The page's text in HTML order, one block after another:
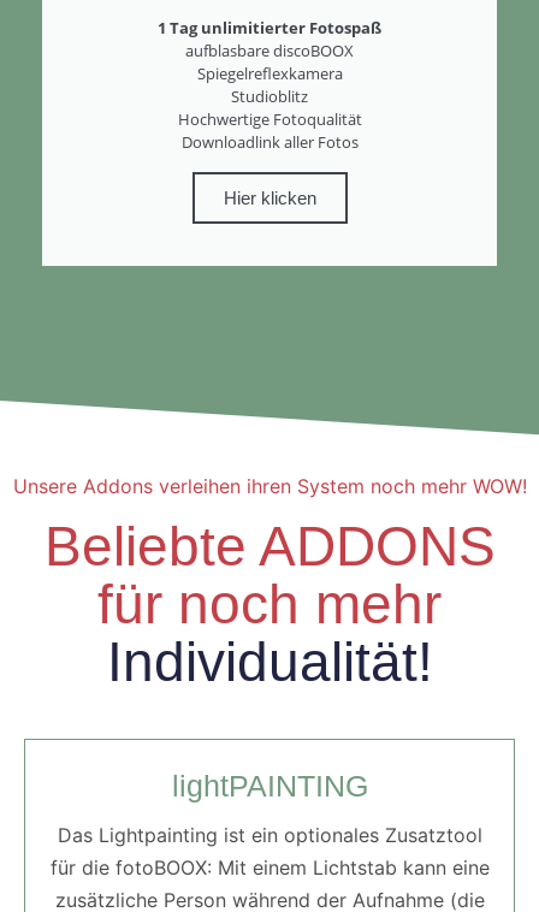
1 Tag unlimitierter Fotospaß
aufblasbare discoBOOX
Spiegelreflexkamera
Studioblitz
Hochwertige Fotoqualität
Downloadlink aller Fotos
Hier klicken
Unsere Addons verleihen ihren System noch mehr WOW!
Beliebte ADDONS
für noch mehr
Individualität!
lightPAINTING
Das Lightpainting ist ein optionales Zusatztool
für die fotoBOOX: Mit einem Lichtstab kann eine
zusätzliche Person während der Aufnahme (die